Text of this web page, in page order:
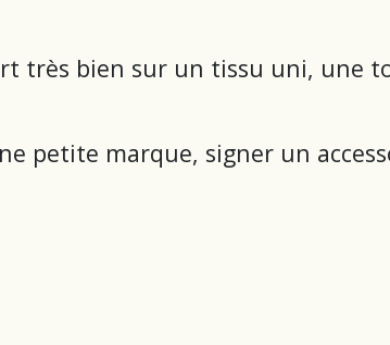
très bien sur un tissu uni, une
petite marque, signer un